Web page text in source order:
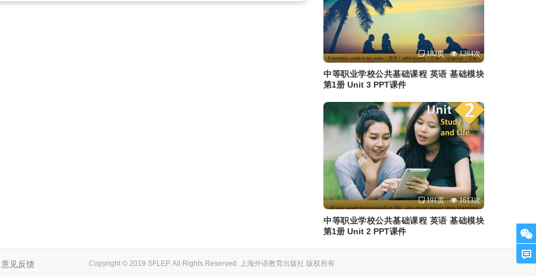
182页 1284次
中等职业学校公共基础课程 英语 基础模块
第1册 Unit 3 PPT课件
191页 1613次
中等职业学校公共基础课程 英语 基础模块
第1册 Unit 2 PPT课件
意见反馈 Copyright © 2019 SFLEP. All Rights Reserved. 上海外语教育出版社 版权所有